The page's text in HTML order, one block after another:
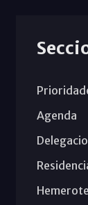
Agenda